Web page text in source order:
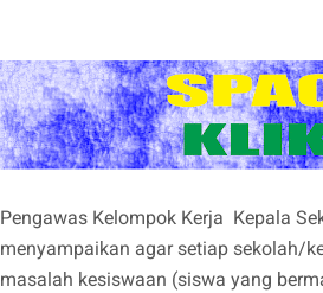
Pengawas Kelompok Kerja Kepala
menyampaikan agar setiap sekolah/
masalah kesiswaan (siswa yang